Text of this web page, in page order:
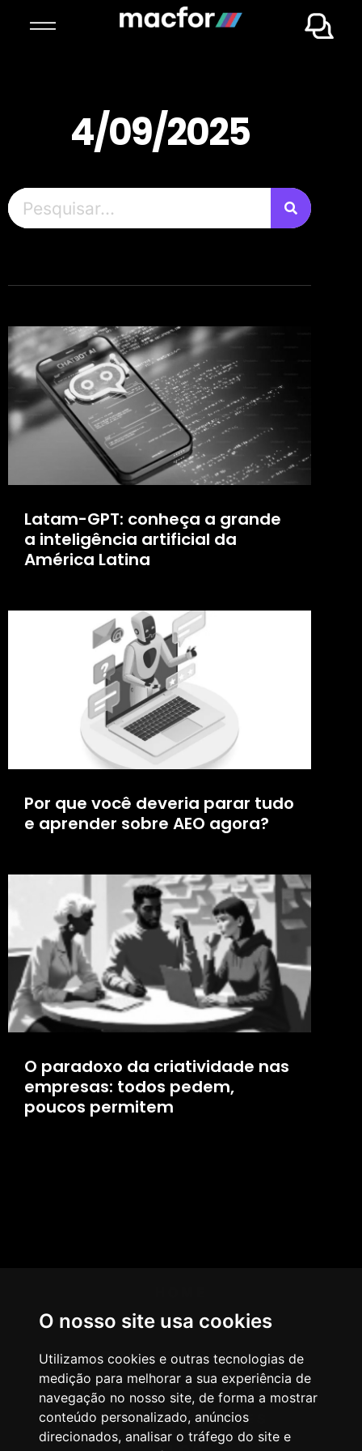
O nosso site usa cookies
Utilizamos cookies e outras tecnologias de
medição para melhorar a sua experiência de
navegação no nosso site, de forma a mostrar
conteúdo personalizado, anúncios
direcionados, analisar o tráfego do site e
4/09/2025
Latam-GPT: conheça a grande
a inteligência artificial da
América Latina
Por que você deveria parar tudo
e aprender sobre AEO agora?
O paradoxo da criatividade nas
empresas: todos pedem,
poucos permitem
AGÊNCIA
COMO PENSAMOS
NOSSOS SERVIÇOS
CASES & CLIENTES